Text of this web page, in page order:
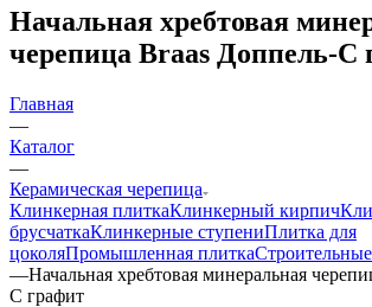
Начальная хребтовая
черепица Braas Доппель-С
Главная
—
Каталог
—
Керамическая черепица
Клинкерная плиткаКлинкерный кирпич
брусчаткаКлинкерные ступениПлитка для
цоколяПромышленная плитка
—Начальная хребтовая минеральная
С графит